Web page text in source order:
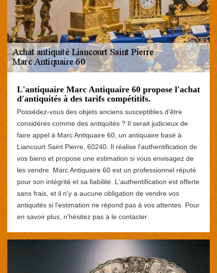
L'antiquaire Marc Antiquaire 60 propose l'achat
d'antiquités à des tarifs compétitifs.
Possédez-vous des objets anciens susceptibles d'être
considérés comme des antiquités ? Il serait judicieux de
faire appel à Marc Antiquaire 60, un antiquaire basé à
Liancourt Saint Pierre, 60240. Il réalise l'authentification de
vos biens et propose une estimation si vous envisagez de
les vendre. Marc Antiquaire 60 est un professionnel réputé
pour son intégrité et sa fiabilité. L'authentification est offerte
sans frais, et il n'y a aucune obligation de vendre vos
antiquités si l'estimation ne répond pas à vos attentes. Pour
en savoir plus, n'hésitez pas à le contacter.